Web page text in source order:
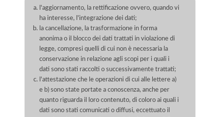
l'aggiornamento, la rettificazione ovvero, quando vi
ha interesse, l'integrazione dei dati;
la cancellazione, la trasformazione in forma
anonima o il blocco dei dati trattati in violazione di
legge, compresi quelli di cui non è necessaria la
conservazione in relazione agli scopi per i quali i
dati sono stati raccolti o successivamente trattati;
l'attestazione che le operazioni di cui alle lettere a)
e b) sono state portate a conoscenza, anche per
quanto riguarda il loro contenuto, di coloro ai quali i
dati sono stati comunicati o diffusi, eccettuato il